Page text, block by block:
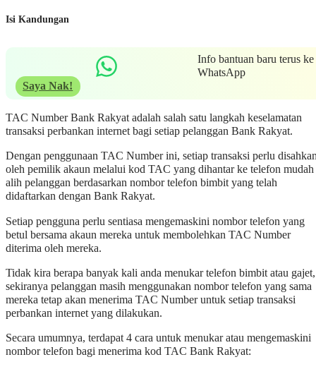
Isi Kandungan
Info bantuan baru terus ke
WhatsApp
Saya Nak!
TAC Number Bank Rakyat adalah salah satu langkah keselamatan
transaksi perbankan internet bagi setiap pelanggan Bank Rakyat.
Dengan penggunaan TAC Number ini, setiap transaksi perlu
oleh pemilik akaun melalui kod TAC yang dihantar ke telefon mudah
alih pelanggan berdasarkan nombor telefon bimbit yang telah
didaftarkan dengan Bank Rakyat.
Setiap pengguna perlu sentiasa mengemaskini nombor telefon yang
betul bersama akaun mereka untuk membolehkan TAC Number
diterima oleh mereka.
Tidak kira berapa banyak kali anda menukar telefon bimbit atau gajet,
sekiranya pelanggan masih menggunakan nombor telefon yang sama
mereka tetap akan menerima TAC Number untuk setiap transaksi
perbankan internet yang dilakukan.
Secara umumnya, terdapat 4 cara untuk menukar atau mengemaskini
nombor telefon bagi menerima kod TAC Bank Rakyat: